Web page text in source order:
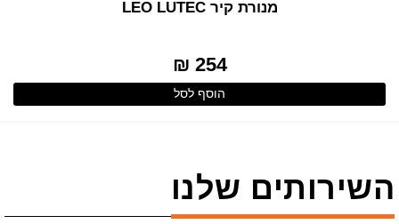
מנורת קיר LEO LUTEC
254 ₪
הוסף לסל
השירותים שלנו